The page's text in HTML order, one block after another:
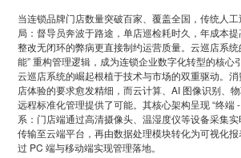
远程协同
视频追溯
微信商城
广告信发
数据赋能
智慧门店
服装行业
餐饮行业
资源中心 New
下载
公司新闻
开发者中心
开放平台
联系我们
当连锁品牌门店数量突破百家、覆盖全国，传统人
局：督导员奔波于路途，单店巡检耗时久，年成本提
整改无闭环的弊病更直接制约运营质量。云巡店系统
能” 重构管理逻辑，成为连锁企业数字化转型的核心引
云巡店系统的崛起根植于技术与市场的双重驱动。
店体验的要求愈发精细，而云计算、AI 图像识别、
远程标准化管理提供了可能。其核心架构呈现 “终端
系：门店端通过高清摄像头、温湿度仪等设备采集
传输至云端平台，再由数据处理模块转化为可视化
过 PC 端与移动端实现管理落地。